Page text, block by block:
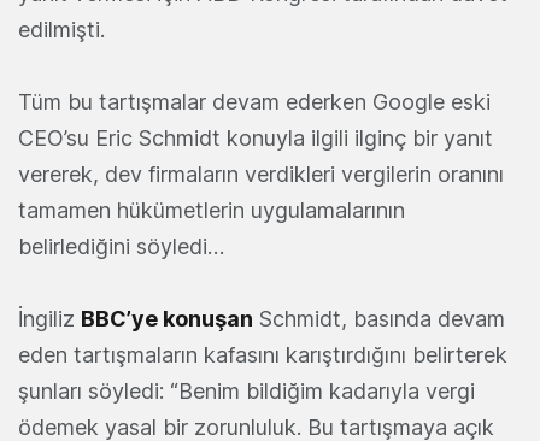
edilmişti.
Tüm bu tartışmalar devam ederken Google eski
CEO’su Eric Schmidt konuyla ilgili ilginç bir yanıt
vererek, dev firmaların verdikleri vergilerin oranını
tamamen hükümetlerin uygulamalarının
belirlediğini söyledi…
İngiliz BBC’ye konuşan Schmidt, basında devam
eden tartışmaların kafasını karıştırdığını belirterek
şunları söyledi: “Benim bildiğim kadarıyla vergi
ödemek yasal bir zorunluluk. Bu tartışmaya açık